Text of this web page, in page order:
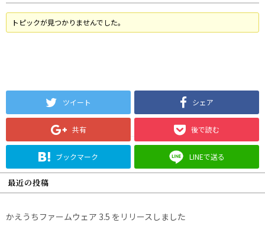
トピックが見つかりませんでした。
ツイート シェア
共有 後で読む
ブックマーク LINEで送る
最近の投稿
かえうちファームウェア 3.5 をリリースしました